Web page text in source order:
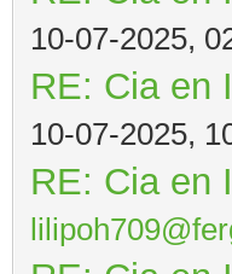
10-07-2025,
RE: Cia en
10-07-2025,
RE: Cia en